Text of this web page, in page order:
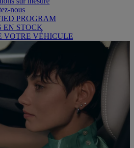
nous
PROGRAM
EN STOCK
VOTRE VÉHICULE